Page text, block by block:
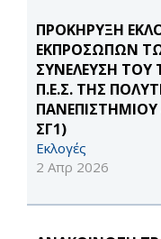
ΠΡΟΚΗΡΥΞΗ
ΕΚΠΡΟΣΩΠΩΝ
ΣΥΝΕΛΕΥΣΗ
Π.Ε.Σ. ΤΗΣ
ΠΑΝΕΠΙΣΤΗΜΙΟΥ
ΣΓ1)
Εκλογές
2 Απρ 2026